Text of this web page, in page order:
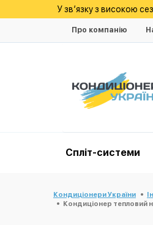
У зв’язку з високою
Про компанію
Спліт-системи
Кондиціонери України
Кондиціонер тепловий